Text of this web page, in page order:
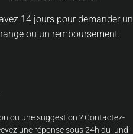
14 jours pour demander un
ou un remboursement.
ou une suggestion ? Contactez-
une réponse sous 24h du lundi